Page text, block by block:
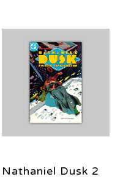
Nathaniel Dusk 2